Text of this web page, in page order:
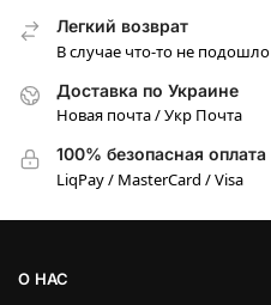
Легкий возврат
В случае что-то не подошло
Доставка по Украине
Новая почта / Укр Почта
100% безопасная оплата
LiqPay / MasterCard / Visa
О НАС